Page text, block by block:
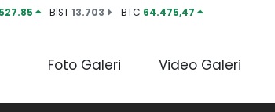
BİST13.703 BTC 64.475,47
Foto Galeri Video Galeri